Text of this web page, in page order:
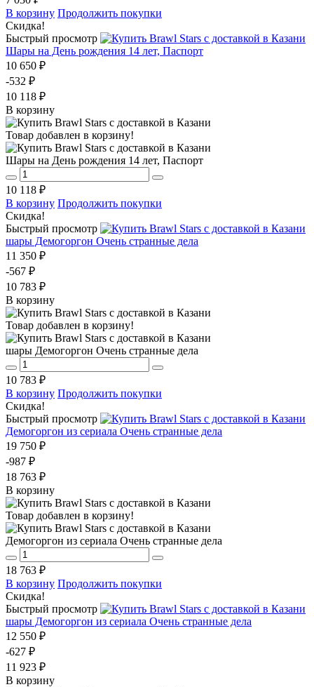
В корзину Продолжить покупки
Скидка!
Быстрый просмотр
Шары на День рождения 14 лет, Паспорт
10 650 ₽
-532 ₽
10 118 ₽
В корзину
Товар добавлен в корзину!
Шары на День рождения 14 лет, Паспорт
10 118 ₽
В корзину Продолжить покупки
Скидка!
Быстрый просмотр
шары Демогоргон Очень странные дела
11 350 ₽
-567 ₽
10 783 ₽
В корзину
Товар добавлен в корзину!
шары Демогоргон Очень странные дела
10 783 ₽
В корзину Продолжить покупки
Скидка!
Быстрый просмотр
Демогоргон из сериала Очень странные дела
19 750 ₽
-987 ₽
18 763 ₽
В корзину
Товар добавлен в корзину!
Демогоргон из сериала Очень странные дела
18 763 ₽
В корзину Продолжить покупки
Скидка!
Быстрый просмотр
шары Демогоргон из сериала Очень странные дела
12 550 ₽
-627 ₽
11 923 ₽
В корзину